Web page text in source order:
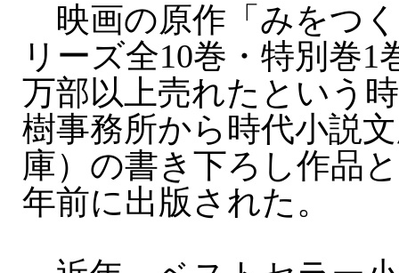
映画の原作「みをつ
リーズ全10巻・特別巻1
万部以上売れたという
樹事務所から時代小説
庫）の書き下ろし作品
年前に出版された。